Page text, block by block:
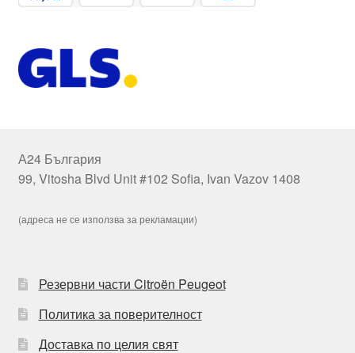
А24 България
99, Vitosha Blvd Unit #102 Sofia, Ivan Vazov 1408
(адреса не се използва за рекламации)
Резервни части Citroën Peugeot
Политика за поверителност
Доставка по целия свят